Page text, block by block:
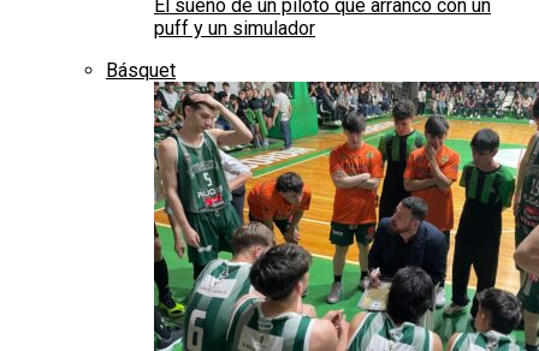
El sueño de un piloto que arrancó con un
puff y un simulador
Básquet